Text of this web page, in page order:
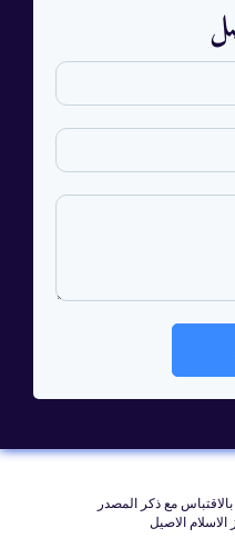
مع ذکر المصدر
الاصيل